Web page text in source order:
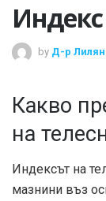
by Д-р
Какво
на
Индексът на
мазнини въз